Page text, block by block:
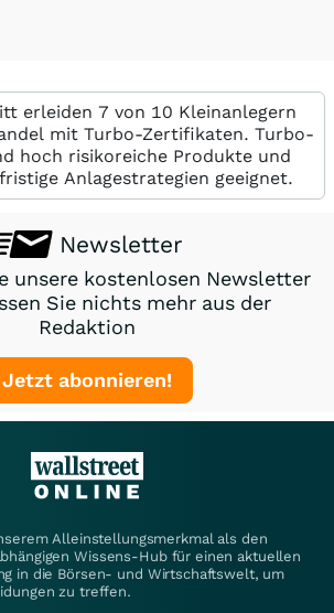
erleiden 7 von 10 Kleinanlegern
mit Turbo-Zertifikaten. Turbo-
hoch risikoreiche Produkte und
Anlagestrategien geeignet.
Newsletter
unsere kostenlosen Newsletter
Sie nichts mehr aus der
Redaktion
Jetzt abonnieren!
Alleinstellungsmerkmal als den
Wissens-Hub für einen aktuellen
in die Börsen- und Wirtschaftswelt, um
zu treffen.